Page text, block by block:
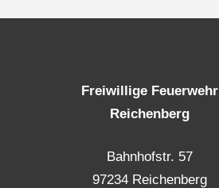
Freiwillige Feuerwehr
Reichenberg
Bahnhofstr. 57
97234 Reichenberg